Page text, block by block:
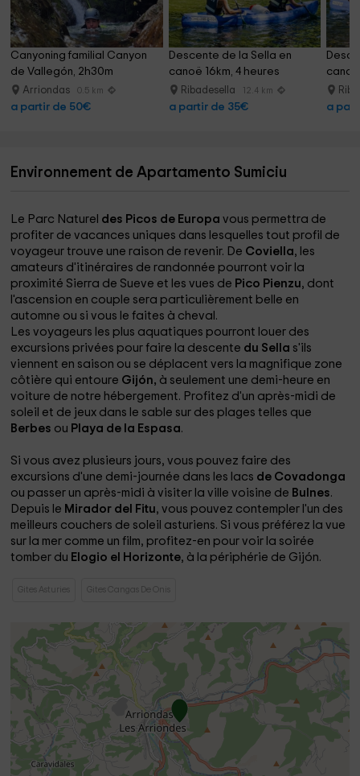
Canyoning familial Canyon
de Vallegón, 2h30m
Arriondas 0.5 km
a partir de 50€
Descente de la Sella en
canoë 16km, 4 heures
Ribadesella 12.4 km
a partir de 35€ a
Environnement de Apartamento Sumiciu
Le Parc Naturel des Picos de Europavous permettra de
profiter de vacances uniques dans lesquelles tout profil de
voyageur trouve une raison de revenir. De Coviella, les
amateurs d'itinéraires de randonnée pourront voir la
proximité Sierra de Sueve et les vues de Pico Pienzu, dont
l'ascension en couple sera particulièrement belle en
automne ou si vous le faites à cheval.
Les voyageurs les plus aquatiques pourront louer des
excursions privées pour faire la descente du Sella s'ils
viennent en saison ou se déplacent vers la magnifique zone
côtière qui entoure Gijón, à seulement une demi-heure en
voiture de notre hébergement. Profitez d'un après-midi de
soleil et de jeux dans le sable sur des plages telles que
Berbes ou Playa de la Espasa.
Si vous avez plusieurs jours, vous pouvez faire des
excursions d'une demi-journée dans les lacs de Covadonga
ou passer un après-midi à visiter la ville voisine de Bulnes.
Depuis le Mirador del Fitu, vous pouvez contempler l'un des
meilleurs couchers de soleil asturiens. Si vous préférez la vue
sur la mer comme un film, profitez-en pour voir la soirée
tomber du Elogio el Horizonte, à la périphérie de Gijón.
Gites Asturies Gites Cangas De Onis